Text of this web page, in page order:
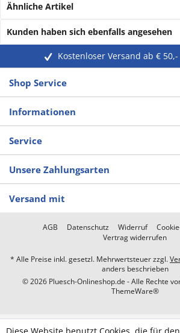
Ähnliche Artikel
Kunden haben sich ebenfalls angesehen
Kostenloser Versand ab €
Shop Service
Informationen
Service
Unsere Zahlungsarten
Versand mit
AGB Datenschutz Widerruf
Vertrag widerrufen
* Alle Preise inkl. gesetzl. Mehrwertsteuer zzgl.
anders beschrieben
© 2026 Pluesch-Onlineshop.de - Alle Rechte
ThemeWare®